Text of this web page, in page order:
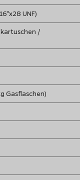
UNF)
/
Gasflaschen)